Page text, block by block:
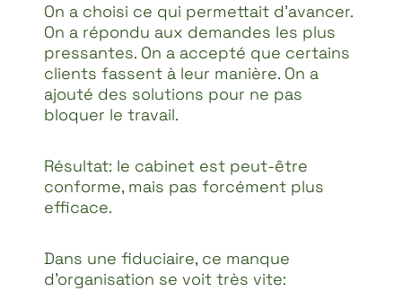
On a choisi ce qui permettait d’avancer.
On a répondu aux demandes les plus
pressantes. On a accepté que certains
clients fassent à leur manière. On a
ajouté des solutions pour ne pas
bloquer le travail.
Résultat: le cabinet est peut-être
conforme, mais pas forcément plus
efficace.
Dans une fiduciaire, ce manque
d’organisation se voit très vite: